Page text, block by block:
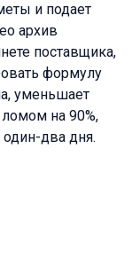
и подает
архив
поставщика,
формулу
уменьшает
на 90%,
два дня.